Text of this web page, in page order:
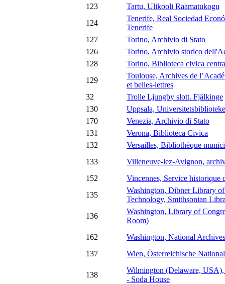
123
Tartu, Ulikooli Raamatukogu
124
Tenerife, Real Sociedad
Tenerife
127
Torino, Archivio di Stato
126
Torino, Archivio storico
128
Torino, Biblioteca civica
129
Toulouse, Archives de
et belles-lettres
32
Trolle Ljungby slott. Fjälkinge
130
Uppsala,
170
Venezia, Archivio di Stato
131
Verona, Biblioteca Civica
132
Versailles, Bibliothèque
133
Villeneuve-lez-Avignon,
152
Vincennes, Service historique
135
Washington, Dibner Library
Technology, Smithsonian
136
Washington, Library of
Room)
162
Washington, National Archives
137
Wien, Österreichische
138
Wilmington (Delaware,
- Soda House